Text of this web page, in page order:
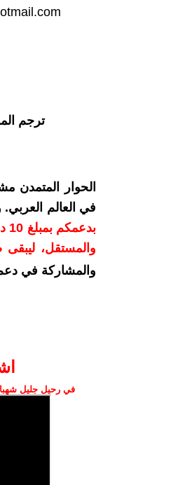
ترجم
الحوار المتمدن
في العالم
والمستقل، ليبقى
والمشاركة في
في رحيل جليل